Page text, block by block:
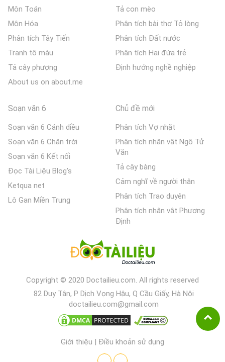
Môn Toán
Môn Hóa
Phân tích Tây Tiến
Tranh tô màu
Tả cây phượng
About us on about.me
Tả con mèo
Phân tích bài thơ Tỏ lòng
Phân tích Đất nước
Phân tích Hai đứa trẻ
Định hướng nghề nghiệp
Soạn văn 6
Soạn văn 6 Cánh diều
Soạn văn 6 Chân trời
Soạn văn 6 Kết nối
Đọc Tài Liệu Blog's
Ketqua net
Lô Gan Miền Trung
Chủ đề mới
Phân tích Vợ nhặt
Phân tích nhân vật Ngô Tử
Văn
Tả cây bàng
Cảm nghĩ về người thân
Phân tích Trao duyên
Phân tích nhân vật Phương
Định
Copyright © 2020 Doctailieu.com. All rights reserved
82 Duy Tân, P Dịch Vọng Hậu, Q Cầu Giấy, Hà Nội
doctailieu.com@gmail.com
Giới thiệu | Điều khoản sử dụng